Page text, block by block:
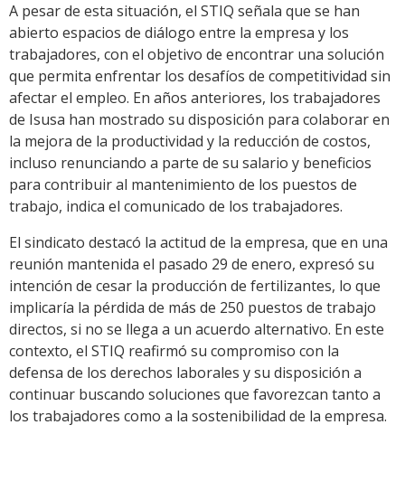
A pesar de esta situación, el STIQ señala que se han
abierto espacios de diálogo entre la empresa y los
trabajadores, con el objetivo de encontrar una solución
que permita enfrentar los desafíos de competitividad sin
afectar el empleo. En años anteriores, los trabajadores
de Isusa han mostrado su disposición para colaborar en
la mejora de la productividad y la reducción de costos,
incluso renunciando a parte de su salario y beneficios
para contribuir al mantenimiento de los puestos de
trabajo, indica el comunicado de los trabajadores.
El sindicato destacó la actitud de la empresa, que en una
reunión mantenida el pasado 29 de enero, expresó su
intención de cesar la producción de fertilizantes, lo que
implicaría la pérdida de más de 250 puestos de trabajo
directos, si no se llega a un acuerdo alternativo. En este
contexto, el STIQ reafirmó su compromiso con la
defensa de los derechos laborales y su disposición a
continuar buscando soluciones que favorezcan tanto a
los trabajadores como a la sostenibilidad de la empresa.